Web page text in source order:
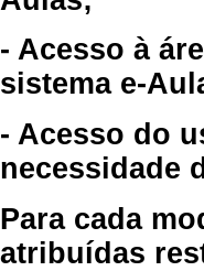
- Acesso à
sistema e-
- Acesso do
necessidade
Para cada
atribuídas